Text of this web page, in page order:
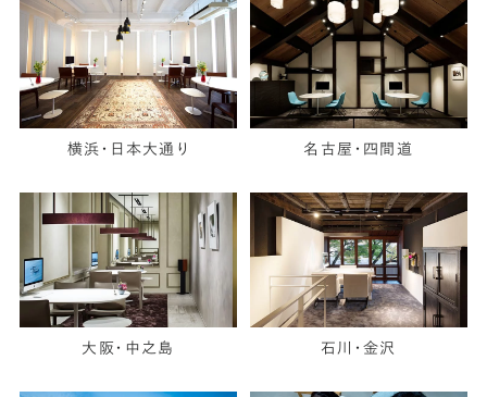
横浜・日本大通り 名古屋・四間道
大阪・中之島 石川・金沢